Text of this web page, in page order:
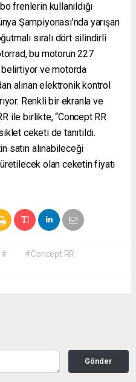
frenlerin kullanıldığı
Şampiyonası’nda yarışan
sıralı dört silindirli
bu motorun 227
ve motorda
alınan elektronik kontrol
Renkli bir ekranla ve
ile birlikte, “Concept RR
ceketi de tanıtıldı.
satın alınabileceği
olan ceketin fiyatı
#
#Concept RR
Gönder